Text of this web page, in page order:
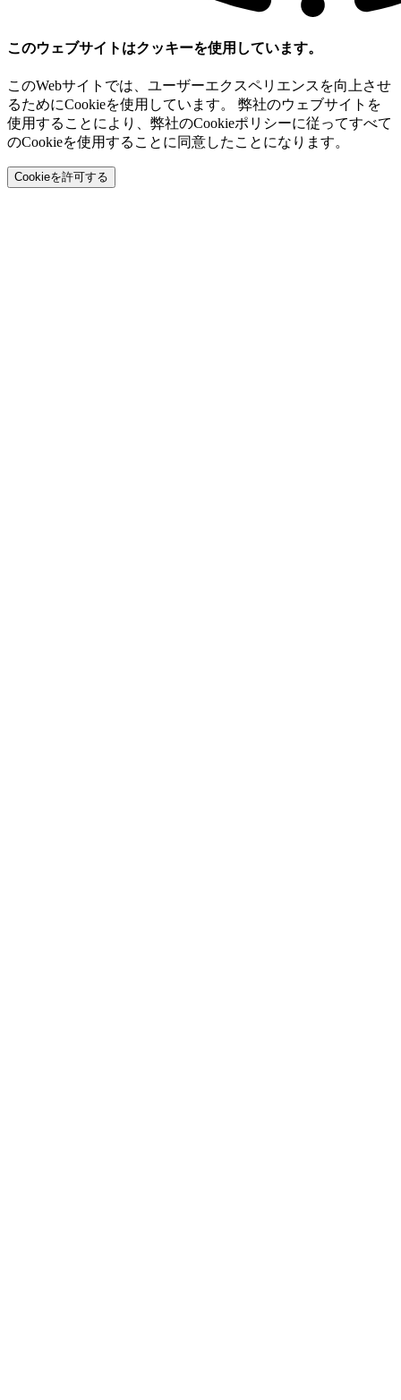
このウェブサイトはクッキーを使用しています。
このWebサイトでは、ユーザーエクスペリエンスを向上させ
るためにCookieを使用しています。 弊社のウェブサイトを
使用することにより、弊社のCookieポリシーに従ってすべて
のCookieを使用することに同意したことになります。
Cookieを許可する